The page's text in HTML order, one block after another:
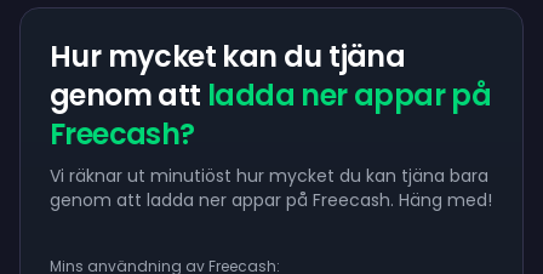
Hur mycket kan du tjäna
genom att ladda ner appar på
Freecash?
Vi räknar ut minutiöst hur mycket du kan tjäna bara
genom att ladda ner appar på Freecash. Häng med!
Mins användning av Freecash: